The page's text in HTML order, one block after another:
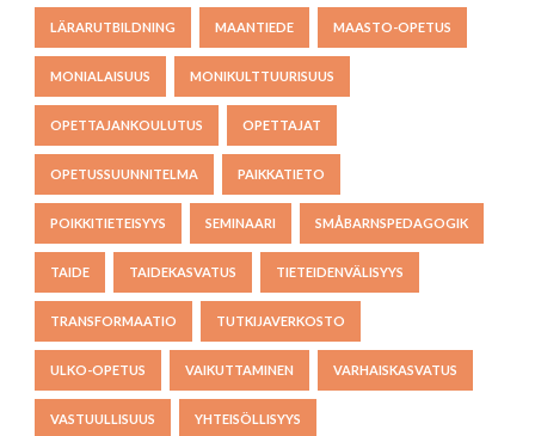
LÄRARUTBILDNING MAANTIEDE MAASTO-OPETUS
MONIALAISUUS MONIKULTTUURISUUS
OPETTAJANKOULUTUS OPETTAJAT
OPETUSSUUNNITELMA PAIKKATIETO
POIKKITIETEISYYS SEMINAARI SMÅBARNSPEDAGOGIK
TAIDE TAIDEKASVATUS TIETEIDENVÄLISYYS
TRANSFORMAATIO TUTKIJAVERKOSTO
ULKO-OPETUS VAIKUTTAMINEN VARHAISKASVATUS
VASTUULLISUUS YHTEISÖLLISYYS